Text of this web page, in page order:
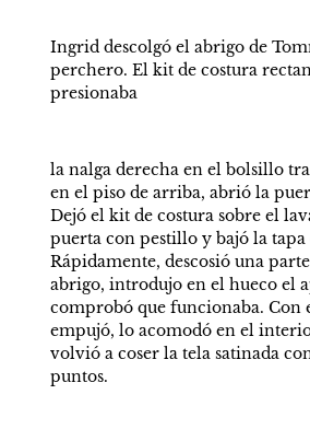
Ingrid descolgó el abrigo de
perchero. El kit de costura
presionaba
la nalga derecha en el bolsillo
en el piso de arriba, abrió la
Dejó el kit de costura sobre el
puerta con pestillo y bajó la
Rápidamente, descosió una
abrigo, introdujo en el hueco el
comprobó que funcionaba. Con
empujó, lo acomodó en el
volvió a coser la tela satinada
puntos.